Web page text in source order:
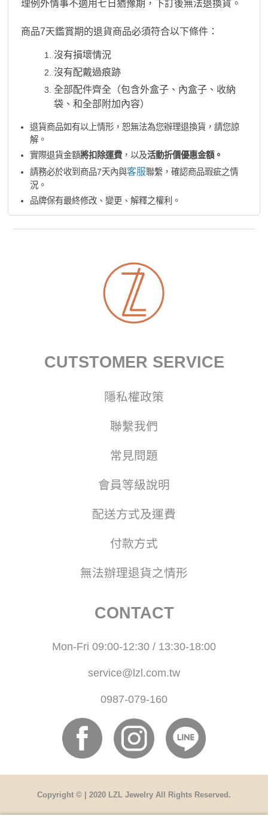
理例外情事不適用七日猶豫期，下訂後無法退換貨。
商品7天鑑賞期的退貨商品必須符合以下條件：
沒有損壞情況
沒有配戴過痕跡
全部配件齊全（包含外盒子、內盒子、收納
袋、和全部附加內容）
退貨商品如有以上情形，恕無法為您辦理退換貨，請您諒
解。
實際退貨金額將扣除運費，以及活動折價優惠金額。
請務必於收到商品7天內與客服聯繫，確認商品瑕疵之情
況。
品牌保有最終修改、變更、解釋之權利。
CUTSTOMER SERVICE
隱私權政策
聯繫我們
常見問題
會員等級說明
配送方式及運費
付款方式
無法辦理退貨之情形
CONTACT
Mon-Fri 09:00-12:30 / 13:30-18:00
service@lzl.com.tw
0987-079-160
Copyright © | 2020 LZL Jewelry All Rights Reserved.